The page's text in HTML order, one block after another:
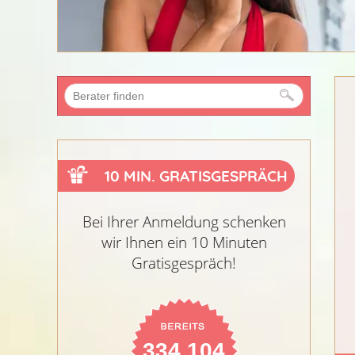
10 MIN. GRATISGESPRÄCH
Bei Ihrer Anmeldung schenken
wir Ihnen ein 10 Minuten
Gratisgespräch!